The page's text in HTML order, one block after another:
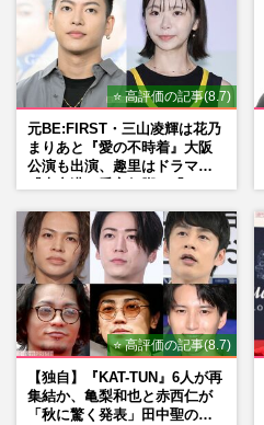
⭐ 高評価の記事(8.7)
元BE:FIRST・三山凌輝は花乃
まりあと『愛の不時着』大阪
公演も出演、趣里はドラマ
⭐ 高評価の記事(8.7)
【独自】『KAT-TUN』6人が再
集結か、亀梨和也と赤西仁が
「秋に驚く発表」田中聖の刑